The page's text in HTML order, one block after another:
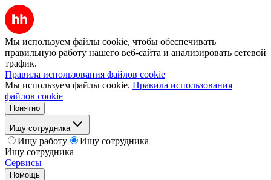
Мы используем файлы cookie, чтобы обеспечивать
правильную работу нашего веб-сайта и анализировать сетевой
трафик.
Правила использования файлов cookie
Мы используем файлы cookie. Правила использования
файлов cookie
Понятно
Ищу сотрудника
Ищу работу
Ищу сотрудника
Ищу сотрудника
Сервисы
Помощь